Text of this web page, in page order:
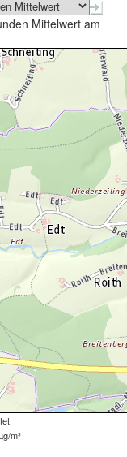
Mittelwert am
m³